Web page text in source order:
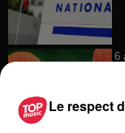
6
Le respect